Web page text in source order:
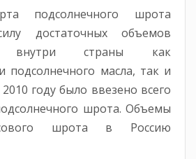
подсолнечного шрота
достаточных объемов
внутри страны как
подсолнечного масла, так и
году было ввезено всего
шрота. Объемы
шрота в Россию